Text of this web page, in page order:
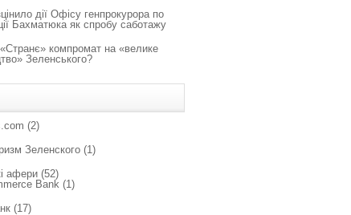
дії Офісу генпрокурора по
Бахматюка як спробу саботажу
компромат на «велике
Зеленського?
(2)
Зеленского (1)
афери (52)
Bank (1)
(17)